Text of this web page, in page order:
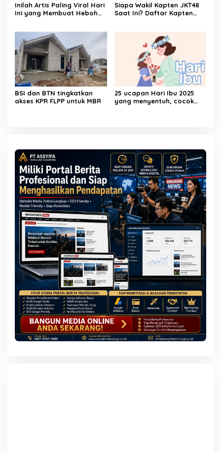
Inilah Artis Paling Viral Hari
Ini yang Membuat Heboh
Baru yang Membuat
Netizen Penasaran
Siapa Wakil Kapten JKT48
Saat Ini? Daftar Kapten
BSI dan BTN tingkatkan
akses KPR FLPP untuk MBR
25 ucapan Hari Ibu 2025
yang menyentuh, cocok